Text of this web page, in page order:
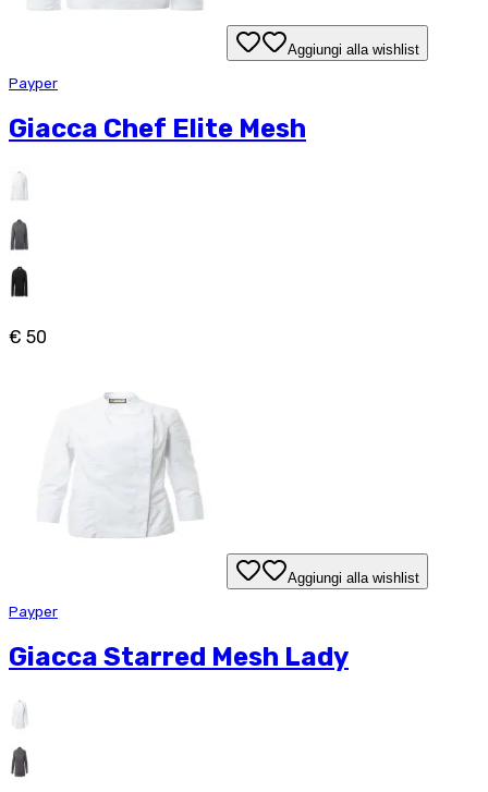
Aggiungi alla wishlist
Payper
Giacca Chef Elite Mesh
€ 50
Aggiungi alla wishlist
Payper
Giacca Starred Mesh Lady